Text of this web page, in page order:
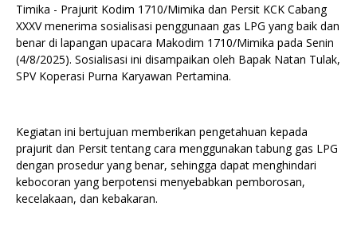
Timika - Prajurit Kodim 1710/Mimika dan Persit KCK Cabang
XXXV menerima sosialisasi penggunaan gas LPG yang baik dan
benar di lapangan upacara Makodim 1710/Mimika pada Senin
(4/8/2025). Sosialisasi ini disampaikan oleh Bapak Natan Tulak,
SPV Koperasi Purna Karyawan Pertamina.
Kegiatan ini bertujuan memberikan pengetahuan kepada
prajurit dan Persit tentang cara menggunakan tabung gas LPG
dengan prosedur yang benar, sehingga dapat menghindari
kebocoran yang berpotensi menyebabkan pemborosan,
kecelakaan, dan kebakaran.